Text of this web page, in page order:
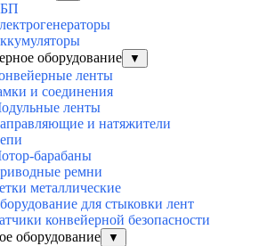
оборудование
▼
ленты
и соединения
ленты
и натяжители
барабаны
ремни
металлические
для стыковки лент
конвейерной безопасности
оборудование
▼